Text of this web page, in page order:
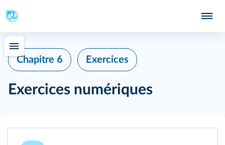
Chapitre 6 Exercices
Exercices numériques